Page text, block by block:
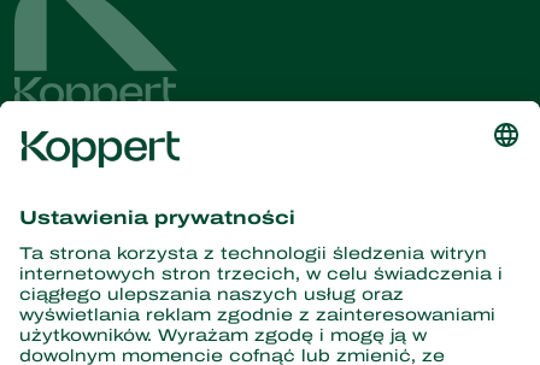
Dostęp do najnowszych
wiadomości i informacji
Zasubskrybuj tutaj